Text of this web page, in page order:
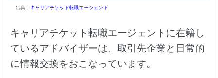
出典： キャリアチケット転職エージェント
キャリアチケット転職エージェントに在籍し
ているアドバイザーは、取引先企業と日常的
に情報交換をおこなっています。